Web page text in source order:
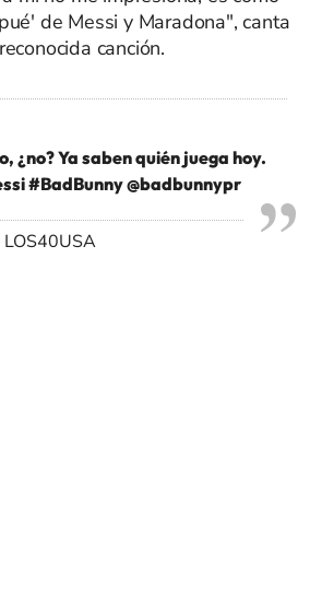
de Messi y Maradona", canta
canción.
Ya saben quién juega hoy.
#BadBunny@badbunnypr